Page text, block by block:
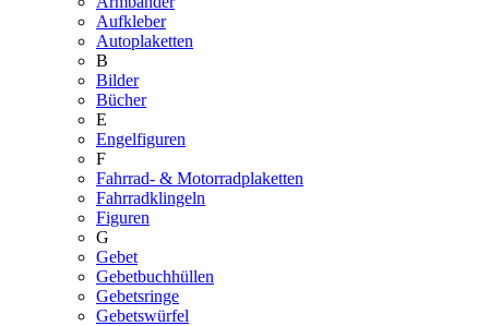
Aufkleber
Autoplaketten
B
Bilder
Bücher
E
Engelfiguren
F
Fahrrad- & Motorradplaketten
Fahrradklingeln
Figuren
G
Gebet
Gebetbuchhüllen
Gebetsringe
Gebetswürfel